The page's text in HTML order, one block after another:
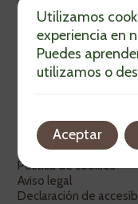
Legal
Política de privacidad
Política de cookies
Aviso legal
Declaración de
Utilizamos
experiencia en
Puedes
utilizamos o
Aceptar